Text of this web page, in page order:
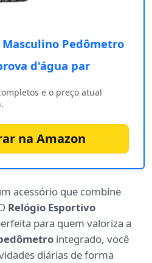
Pedômetro
d'água par
e o preço atual
na Amazon
acessório que combine
Relógio Esportivo
para quem valoriza a
integrado, você
diárias de forma